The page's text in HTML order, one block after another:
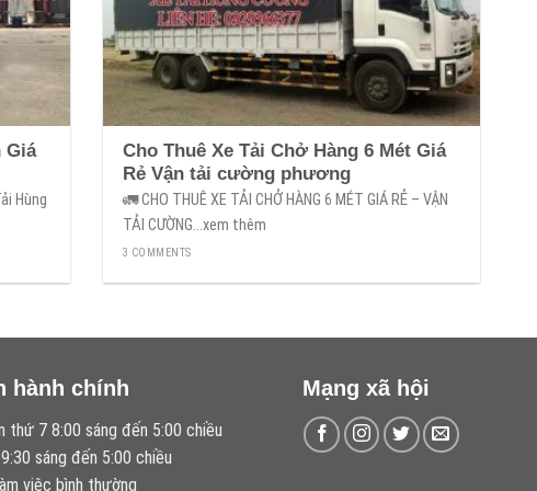
Giá
Hùng
Cho Thuê Xe Tải Chở Hàng 6 Mét Giá
Rẻ Vận tải cường phương
🚛 CHO THUÊ XE TẢI CHỞ HÀNG 6 MÉT GIÁ RẺ – VẬN
TẢI CƯỜNG...xem thêm
3 COMMENTS
hành chính
thứ 7 8:00 sáng đến 5:00 chiều
sáng đến 5:00 chiều
việc bình thường
Mạng xã hội